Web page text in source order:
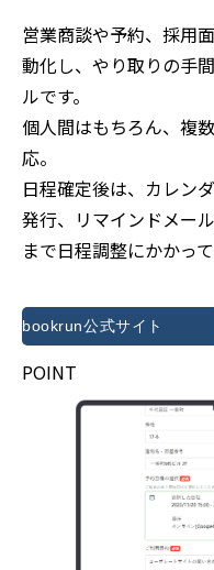
営業商談や予約、採用
動化し、やり取りの手
ルです。
個人間はもちろん、複
応。
日程確定後は、カレン
発行、リマインドメー
まで日程調整にかかっ
bookrun公式サイト
POINT